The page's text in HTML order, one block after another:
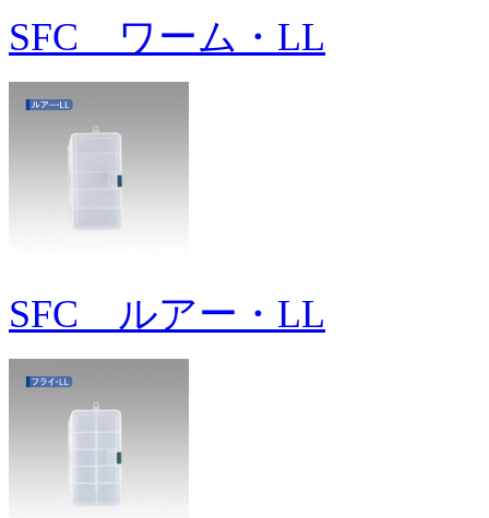
SFC ワーム・LL
SFC ルアー・LL